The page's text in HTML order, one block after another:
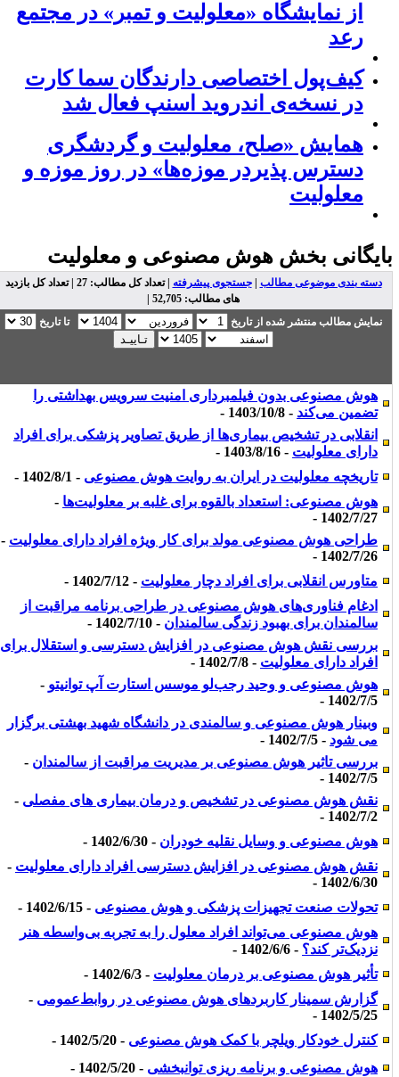
از نمایشگاه «معلولیت و تمبر» در مجتمع
رعد
کیف‌پول اختصاصی دارندگان سما کارت
در نسخه‌ی اندروید اسنپ فعال شد
همایش «صلح، معلولیت و گردشگری
دسترس پذیردر موزه‌ها» در روز موزه و
معلولیت
بخش هوش مصنوعی و معلولیت
دسته بندی موضوعی مطالب|جستجوی پیشرفته
| تعداد کل مطالب: 27 | تعداد کل بازدید
های مطالب: 52,705 |
نمایش مطالب منتشر شده از تاریخ
تا تاریخ
هوش مصنوعی بدون فیلمبرداری امنیت سرویس بهداشتی را
تضمین می‌کند- 1403/10/8 -
انقلابی در تشخیص بیماری‌ها از طریق تصاویر پزشکی برای افراد
دارای معلولیت- 1403/8/16 -
تاریخچه معلولیت در ایران به روایت هوش مصنوعی- 1402/8/1 -
هوش مصنوعی: استعداد بالقوه برای غلبه بر معلولیت‌ها-
1402/7/27 -
طراحی هوش مصنوعی مولد برای کار ویژه افراد دارای معلولیت-
1402/7/26 -
متاورس انقلابی برای افراد دچار معلولیت- 1402/7/12 -
ادغام فناوری‌های هوش مصنوعی در طراحی برنامه مراقبت از
سالمندان برای بهبود زندگی سالمندان - 1402/7/10 -
بررسی نقش هوش مصنوعی در افزایش دسترسی و استقلال برای
افراد دارای معلولیت- 1402/7/8 -
هوش مصنوعی و وحید رجب‌لو موسس استارت آپ توانیتو-
1402/7/5 -
وبینار هوش مصنوعی و سالمندی در دانشگاه شهید بهشتی برگزار
می شود- 1402/7/5 -
بررسی تاثیر هوش مصنوعی بر مدیریت مراقبت از سالمندان -
1402/7/5 -
نقش هوش مصنوعی در تشخیص و درمان بیماری های مفصلی-
1402/7/2 -
هوش مصنوعی و وسایل نقلیه خودران - 1402/6/30 -
نقش هوش مصنوعی در افزایش دسترسی افراد دارای معلولیت-
1402/6/30 -
تحولات صنعت تجهیزات پزشکی و هوش مصنوعی- 1402/6/15 -
هوش مصنوعی می‌تواند افراد معلول را به تجربه بی‌واسطه هنر
نزدیک‌تر کند؟- 1402/6/6 -
تأثیر هوش مصنوعی بر درمان معلولیت- 1402/6/3 -
گزارش سمینار کاربردهای هوش مصنوعی در روابط‌عمومی-
1402/5/25 -
کنترل خودکار ویلچر با کمک هوش مصنوعی- 1402/5/20 -
هوش مصنوعی و برنامه ریزی توانبخشی- 1402/5/20 -